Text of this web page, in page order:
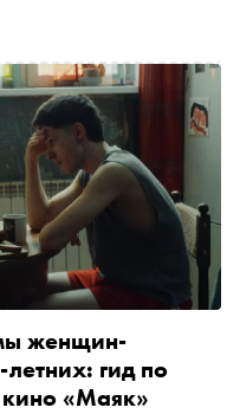
раскрываются
хитром
как
подлинных фактурах в
по костюмам
женщин-
гид по
«Маяк»